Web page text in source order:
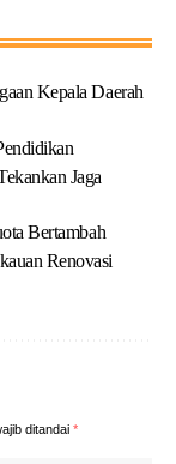
Kepala Daerah
Jaga
Bertambah
Renovasi
ditandai *